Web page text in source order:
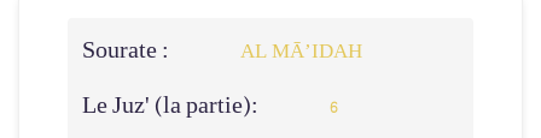
Sourate : AL MĀ’IDAH
Le Juz' (la partie): 6